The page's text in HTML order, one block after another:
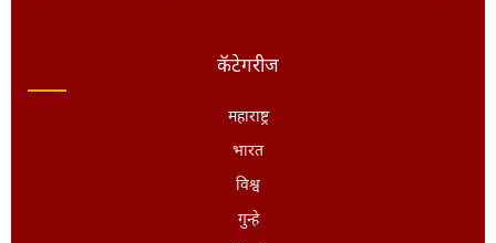
कॅटेगरीज
महाराष्ट्र
भारत
विश्व
गुन्हे